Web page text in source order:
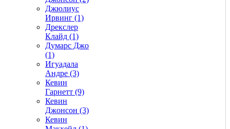
Джюлиус
Ирвинг (1)
Дрекслер
Клайд (1)
Думарс Джо
(1)
Игуадала
Андре (3)
Кевин
Гарнетт (9)
Кевин
Джонсон (3)
Кевин